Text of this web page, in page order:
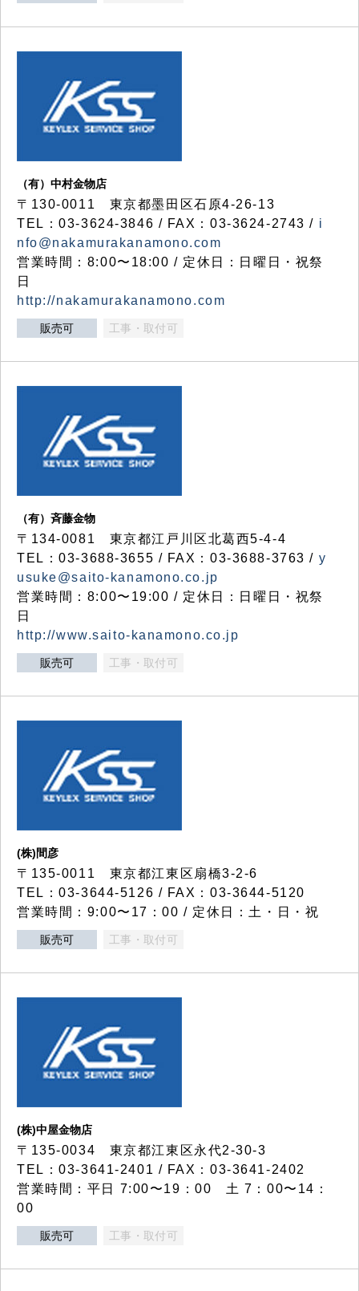
（有）中村金物店
〒130-0011 東京都墨田区石原4-26-13
TEL：03-3624-3846 / FAX：03-3624-2743 / i
nfo@nakamurakanamono.com
営業時間：8:00〜18:00 / 定休日：日曜日・祝祭
日
http://nakamurakanamono.com
販売可 工事・取付可
（有）斉藤金物
〒134-0081 東京都江戸川区北葛西5-4-4
TEL：03-3688-3655 / FAX：03-3688-3763 / y
usuke@saito-kanamono.co.jp
営業時間：8:00〜19:00 / 定休日：日曜日・祝祭
日
http://www.saito-kanamono.co.jp
販売可 工事・取付可
(株)間彦
〒135-0011 東京都江東区扇橋3-2-6
TEL：03-3644-5126 / FAX：03-3644-5120
営業時間：9:00〜17：00 / 定休日：土・日・祝
販売可 工事・取付可
(株)中屋金物店
〒135-0034 東京都江東区永代2-30-3
TEL：03-3641-2401 / FAX：03-3641-2402
営業時間：平日 7:00〜19：00 土 7：00〜14：
00
販売可 工事・取付可